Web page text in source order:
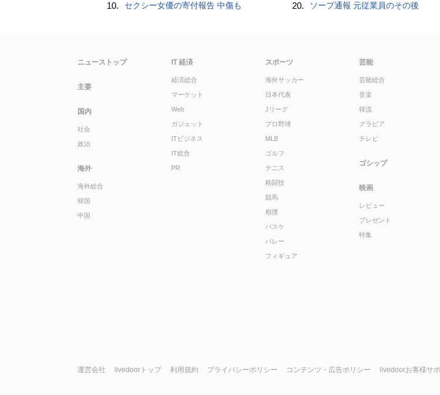
10. セクシー女優の寄付報告 中傷も 20. ソープ通報 元従業員のその後
ニューストップ
主要
国内
社会
政治
海外
海外総合
韓国
中国
IT 経済
経済総合
マーケット
Web
ガジェット
ITビジネス
IT総合
PR
スポーツ
海外サッカー
日本代表
Jリーグ
プロ野球
MLB
ゴルフ
テニス
格闘技
競馬
相撲
バスケ
バレー
フィギュア
芸能
芸能総合
音楽
韓流
グラビア
テレビ
ゴシップ
映画
レビュー
プレゼント
特集
運営会社 livedoorトップ 利用規約 プライバシーポリシー コンテンツ・広告ポリシー livedoorお客様サ